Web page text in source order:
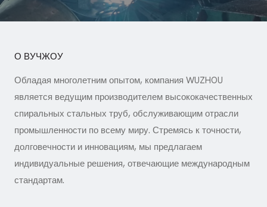
О ВУЧЖОУ
Обладая многолетним опытом, компания WUZHOU
является ведущим производителем высококачественных
спиральных стальных труб, обслуживающим отрасли
промышленности по всему миру. Стремясь к точности,
долговечности и инновациям, мы предлагаем
индивидуальные решения, отвечающие международным
стандартам.